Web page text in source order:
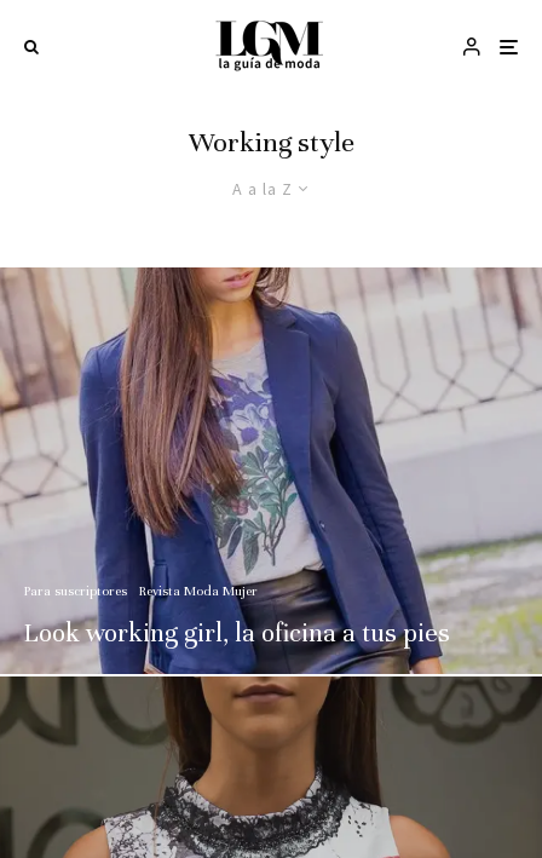
Working style
A a la Z
Para suscriptores Revista Moda Mujer
Look working girl, la oficina a tus pies